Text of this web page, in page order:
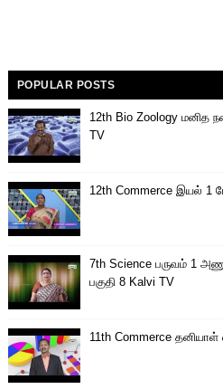
POPULAR POSTS
12th Bio Zoology மனித
TV
12th Commerce இயல்
7th Science பருவம் 1
பகுதி 8 Kalvi TV
11th Commerce